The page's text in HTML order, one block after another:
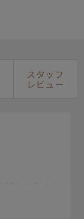
スタッフ
レビュー